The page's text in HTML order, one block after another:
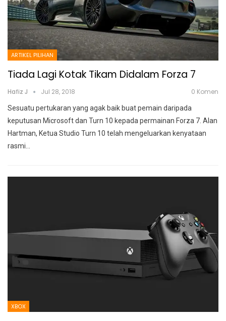
ARTIKEL PILIHAN
Tiada Lagi Kotak Tikam Didalam Forza 7
Hafiz J Jul 28, 2018 0 Komen
Sesuatu pertukaran yang agak baik buat pemain daripada
keputusan Microsoft dan Turn 10 kepada permainan Forza 7. Alan
Hartman, Ketua Studio Turn 10 telah mengeluarkan kenyataan
rasmi…
XBOX